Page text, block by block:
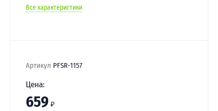
Все характеристики
Артикул PFSR-1157
Цена:
659 ₽